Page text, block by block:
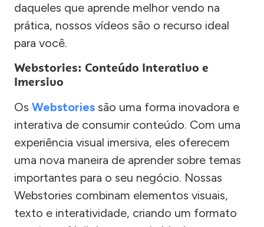
daqueles que aprende melhor vendo na
prática, nossos vídeos são o recurso ideal
para você.
Webstories: Conteúdo Interativo e
Imersivo
Os Webstories são uma forma inovadora e
interativa de consumir conteúdo. Com uma
experiência visual imersiva, eles oferecem
uma nova maneira de aprender sobre temas
importantes para o seu negócio. Nossas
Webstories combinam elementos visuais,
texto e interatividade, criando um formato